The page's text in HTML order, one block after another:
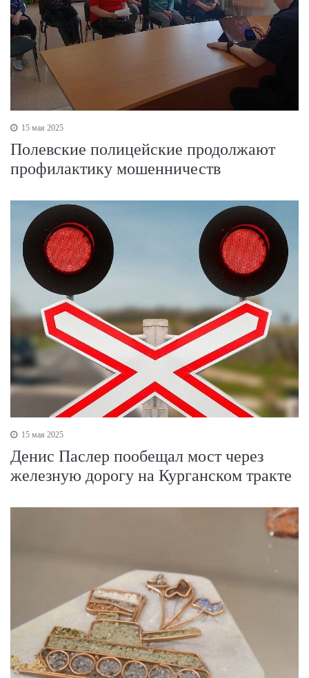
15 мая 2025
Полевские полицейские продолжают
профилактику мошенничеств
15 мая 2025
Денис Паслер пообещал мост через
железную дорогу на Курганском тракте